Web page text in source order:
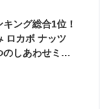
ング総合1位！
ロカボ ナッツ
のしあわせミッ